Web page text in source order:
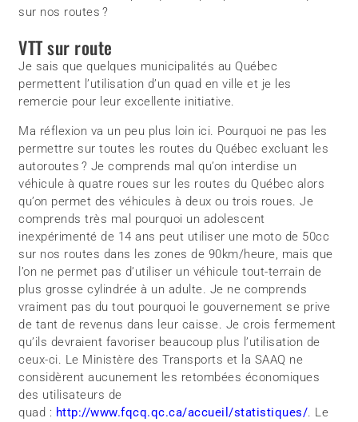
sur nos routes ?
VTT sur route
Je sais que quelques municipalités au Québec
permettent l’utilisation d’un quad en ville et je les
remercie pour leur excellente initiative.
Ma réflexion va un peu plus loin ici. Pourquoi ne pas les
permettre sur toutes les routes du Québec excluant les
autoroutes ? Je comprends mal qu’on interdise un
véhicule à quatre roues sur les routes du Québec alors
qu’on permet des véhicules à deux ou trois roues. Je
comprends très mal pourquoi un adolescent
inexpérimenté de 14 ans peut utiliser une moto de 50cc
sur nos routes dans les zones de 90km/heure, mais que
l’on ne permet pas d’utiliser un véhicule tout-terrain de
plus grosse cylindrée à un adulte. Je ne comprends
vraiment pas du tout pourquoi le gouvernement se prive
de tant de revenus dans leur caisse. Je crois fermement
qu’ils devraient favoriser beaucoup plus l’utilisation de
ceux-ci. Le Ministère des Transports et la SAAQ ne
considèrent aucunement les retombées économiques
des utilisateurs de
quad : http://www.fqcq.qc.ca/accueil/statistiques/. Le